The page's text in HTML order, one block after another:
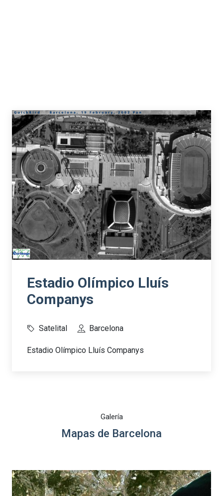
Estadio Olímpico Lluís
Companys
Satelital Barcelona
Estadio Olímpico Lluís Companys
Galería
Mapas de Barcelona